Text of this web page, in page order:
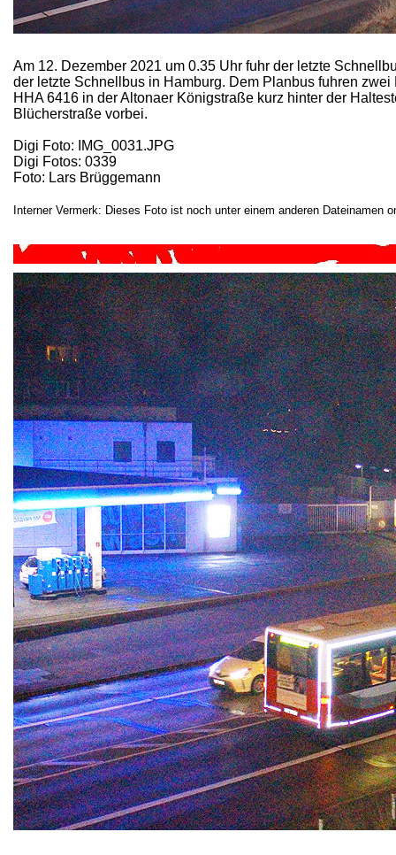
Am 12. Dezember 2021 um 0.35 Uhr fuhr der letzte
der letzte Schnellbus in Hamburg. Dem Planbus fuhren
HHA 6416 in der Altonaer Königstraße kurz hinter der
Blücherstraße vorbei.
Digi Foto: IMG_0031.JPG
Digi Fotos: 0339
Foto: Lars Brüggemann
Interner Vermerk: Dieses Foto ist noch unter einem anderen Dateinamen